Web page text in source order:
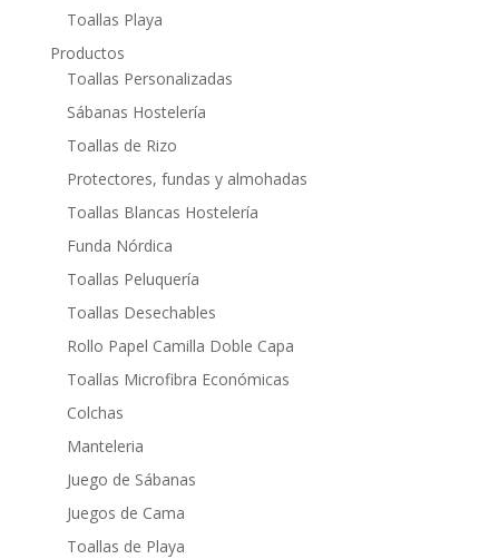
Toallas Playa
Productos
Toallas Personalizadas
Sábanas Hostelería
Toallas de Rizo
Protectores, fundas y almohadas
Toallas Blancas Hostelería
Funda Nórdica
Toallas Peluquería
Toallas Desechables
Rollo Papel Camilla Doble Capa
Toallas Microfibra Económicas
Colchas
Manteleria
Juego de Sábanas
Juegos de Cama
Toallas de Playa